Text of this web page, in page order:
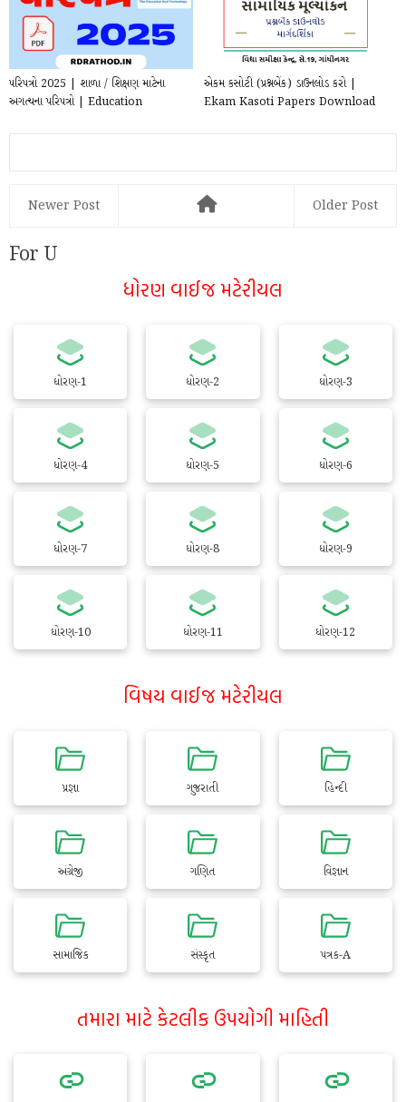
પરિપત્રો 2025 | શાળા / શિક્ષણ માટેના
અગત્યના પરિપત્રો | Education
એકમ કસોટી (પ્રશ્નબેંક) ડાઉનલોડ કરો |
Ekam Kasoti Papers Download
Newer Post Older Post
For U
ધોરણ વાઈજ મટેરીયલ
ધોરણ-1 ધોરણ-2 ધોરણ-3
ધોરણ-4 ધોરણ-5 ધોરણ-6
ધોરણ-7 ધોરણ-8 ધોરણ-9
ધોરણ-10 ધોરણ-11 ધોરણ-12
વિષય વાઈજ મટેરીયલ
પ્રજ્ઞા ગુજરાતી હિન્દી
અંગ્રેજી ગણિત વિજ્ઞાન
સામાજિક સંસ્કૃત પત્રક-A
તમારા માટે કેટલીક ઉપયોગી માહિતી